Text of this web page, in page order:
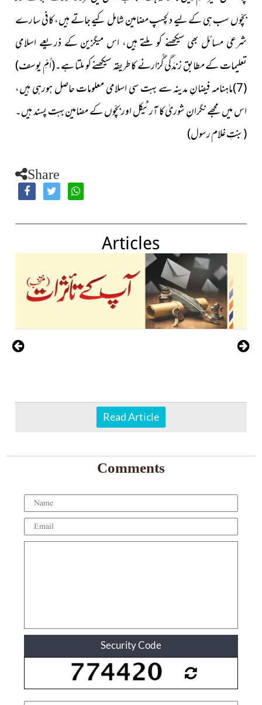
بچّوں سب ہی کے لیے دلچسپ مضامین شامل کیے جاتے ہیں،کافی سارے
شرعی مسائل بھی سیکھنے کو ملتے ہیں، اس میگزین کےذریعے اسلامی
تعلیمات کے مطابق زندَگی گُزارنے کا طریقہ سیکھنے کو ملتا ہے۔(اُمِّ یوسف)
(7)ماہنامہ فیضانِ مدینہ سے بہت سی اسلامی
معلومات حاصل ہورہی ہیں،
اس میں مجھے نگرانِ شوریٰ کا آرٹیکلاور بچّوں کے مضامین بہت پسند ہیں۔
(بنتِ غلام رسول)
Share
Articles
Read Article
Comments
Security Code